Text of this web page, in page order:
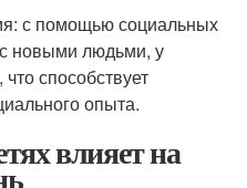
с помощью социальных
новыми людьми, у
способствует
опыта.
влияет на